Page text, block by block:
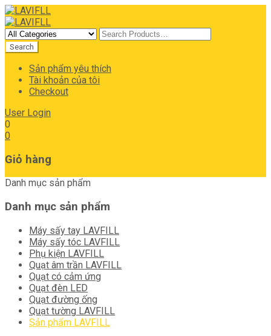
Sản phẩm yêu thích
Tài khoản của tôi
Checkout
User Login
0
0
Giỏ hàng
Danh mục sản phẩm
Danh mục sản phẩm
Máy sấy tay LAVFILL
Máy sấy tóc LAVFILL
Phụ kiện LAVFILL
Quạt âm trần LAVFILL
Quạt có cảm ứng
Quạt đèn LED
Quạt đường ống
Quạt tường LAVFILL
Sản phẩm LAVFILL